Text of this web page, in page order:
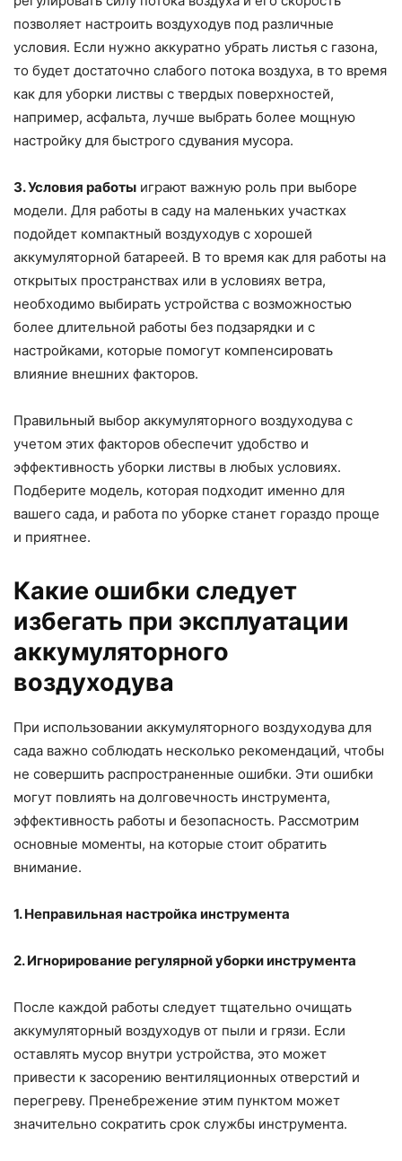
позволяет настроить воздуходув под различные
условия. Если нужно аккуратно убрать листья с газона,
то будет достаточно слабого потока воздуха, в то время
как для уборки листвы с твердых поверхностей,
например, асфальта, лучше выбрать более мощную
настройку для быстрого сдувания мусора.
3. Условия работы играют важную роль при выборе
модели. Для работы в саду на маленьких участках
подойдет компактный воздуходув с хорошей
аккумуляторной батареей. В то время как для работы на
открытых пространствах или в условиях ветра,
необходимо выбирать устройства с возможностью
более длительной работы без подзарядки и с
настройками, которые помогут компенсировать
влияние внешних факторов.
Правильный выбор аккумуляторного воздуходува с
учетом этих факторов обеспечит удобство и
эффективность уборки листвы в любых условиях.
Подберите модель, которая подходит именно для
вашего сада, и работа по уборке станет гораздо проще
и приятнее.
Какие ошибки следует
избегать при эксплуатации
аккумуляторного
воздуходува
При использовании аккумуляторного воздуходува для
сада важно соблюдать несколько рекомендаций, чтобы
не совершить распространенные ошибки. Эти ошибки
могут повлиять на долговечность инструмента,
эффективность работы и безопасность. Рассмотрим
основные моменты, на которые стоит обратить
внимание.
1. Неправильная настройка инструмента
2. Игнорирование регулярной уборки инструмента
После каждой работы следует тщательно очищать
аккумуляторный воздуходув от пыли и грязи. Если
оставлять мусор внутри устройства, это может
привести к засорению вентиляционных отверстий и
перегреву. Пренебрежение этим пунктом может
значительно сократить срок службы инструмента.